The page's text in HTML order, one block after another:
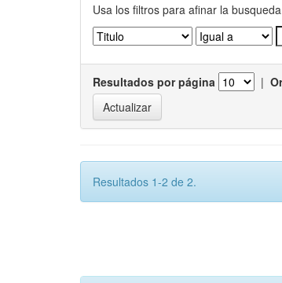
Usa los filtros para afinar la
Resultados por página |
Resultados 1-2 de 2.